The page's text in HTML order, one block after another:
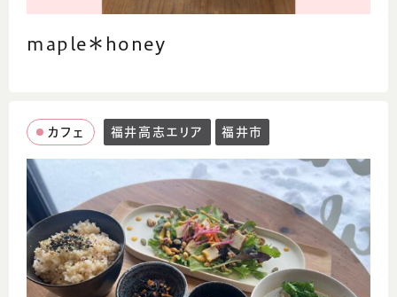
maple＊honey
カフェ 福井高志エリア 福井市